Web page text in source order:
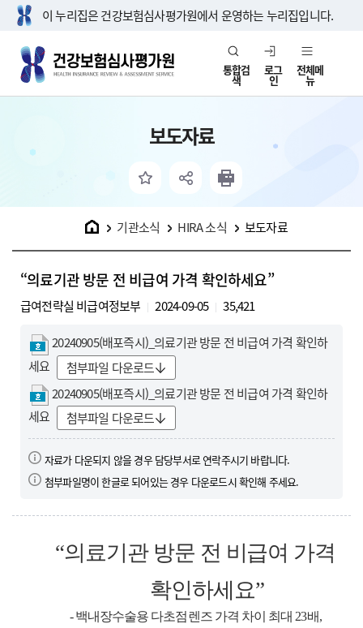
이 누리집은 건강보험심사평가원에서 운영하는 누리집입니다.
통합검
색
로그
인
전체메
뉴
보도자료
홈 기관소식 HIRA 소식 보도자료
“의료기관 방문 전 비급여 가격 확인하세요”
급여전략실 비급여정보부 2024-09-05 35,421
20240905(배포즉시)_의료기관 방문 전 비급여 가격 확인하
세요
첨부파일 다운로드
20240905(배포즉시)_의료기관 방문 전 비급여 가격 확인하
세요
첨부파일 다운로드
자료가 다운되지 않을 경우 담당부서로 연락주시기 바랍니다.
첨부파일명이 한글로 되어있는 경우 다운로드시 확인해 주세요.
“의료기관 방문 전 비급여 가격
확인하세요”
-백내장수술용 다초점렌즈 가격 차이 최대 23배,